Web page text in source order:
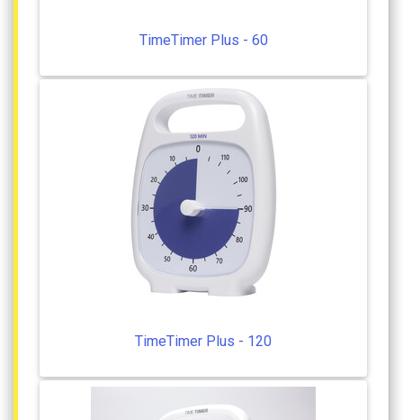
TimeTimer Plus - 60
TimeTimer Plus - 120